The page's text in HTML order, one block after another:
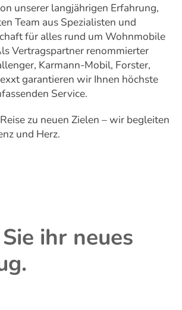
unserer langjährigen Erfahrung,
Team aus Spezialisten und
für alles rund um Wohnmobile
Vertragspartner renommierter
Karmann-Mobil, Forster,
garantieren wir Ihnen höchste
Service.
zu neuen Zielen – wir begleiten
und Herz.
ihr neues